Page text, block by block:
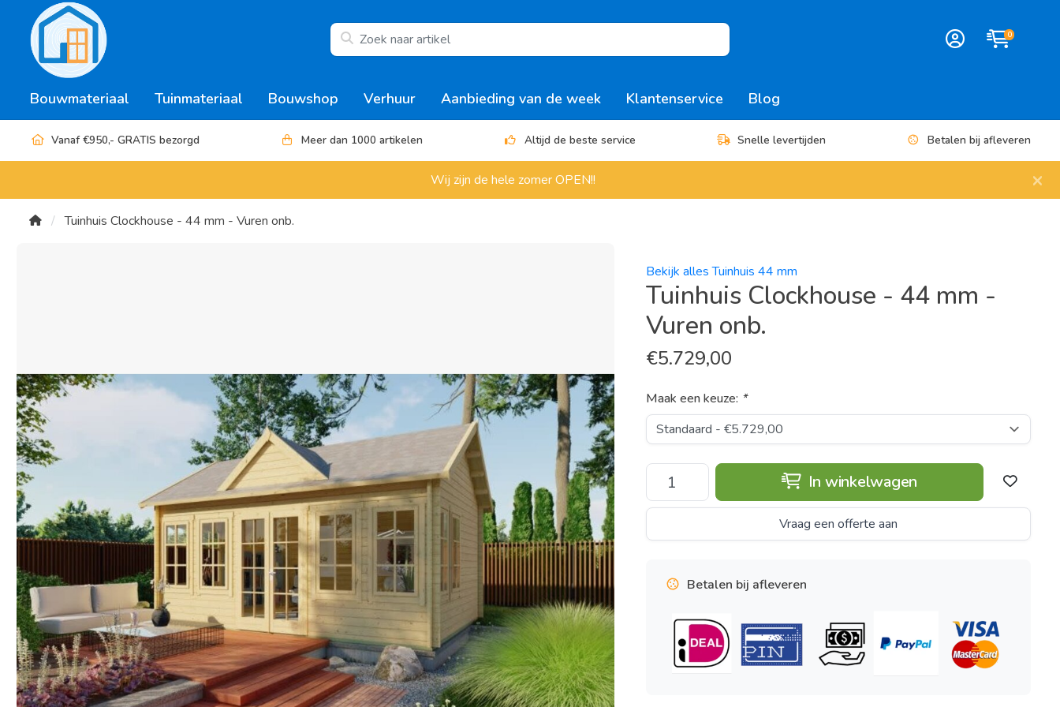
0
Bouwmateriaal Tuinmateriaal Bouwshop Verhuur Aanbieding van de week Klantenservice Blog
Vanaf €950,- GRATIS bezorgd Meer dan 1000 artikelen Altijd de beste service Snelle levertijden Betalen bij afleveren
Wij zijn de hele zomer OPEN!! ×
Tuinhuis Clockhouse - 44 mm - Vuren onb.
Bekijk alles Tuinhuis 44 mm
Tuinhuis Clockhouse - 44 mm -
Vuren onb.
€5.729,00
Maak een keuze: *
In winkelwagen
Vraag een offerte aan
Betalen bij afleveren